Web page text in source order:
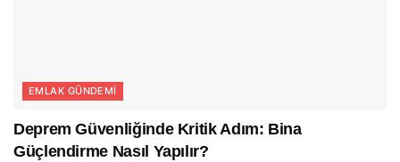
EMLAK GÜNDEMI
Deprem Güvenliğinde Kritik Adım: Bina
Güçlendirme Nasıl Yapılır?